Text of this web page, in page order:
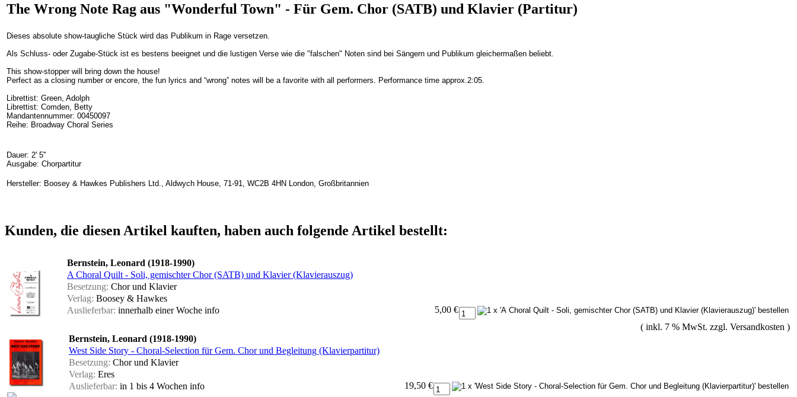
The Wrong Note Rag aus "Wonderful Town" - Für Gem. Chor (SATB) und Klavier (Partitur)
Dieses absolute show-taugliche Stück wird das Publikum in Rage versetzen.
Als Schluss- oder Zugabe-Stück ist es bestens beeignet und die lustigen Verse wie die "falschen" Noten sind bei Sängern und Publikum gleichermaßen beliebt.
This show-stopper will bring down the house!
Perfect as a closing number or encore, the fun lyrics and “wrong” notes will be a favorite with all performers. Performance time approx.2:05.
Librettist: Green, Adolph
Librettist: Comden, Betty
Mandantennummer: 00450097
Reihe: Broadway Choral Series
Dauer: 2' 5''
Ausgabe: Chorpartitur
Hersteller: Boosey & Hawkes Publishers Ltd., Aldwych House, 71-91, WC2B 4HN London, Großbritannien
Kunden, die diesen Artikel kauften, haben auch folgende Artikel bestellt:
Bernstein, Leonard (1918-1990)
A Choral Quilt - Soli, gemischter Chor (SATB) und Klavier (Klavierauszug)
Besetzung: Chor und Klavier
Verlag: Boosey & Hawkes
Auslieferbar: innerhalb einer Woche info
5,00 €
( inkl. 7 % MwSt. zzgl. Versandkosten )
Bernstein, Leonard (1918-1990)
West Side Story - Choral-Selection für Gem. Chor und Begleitung (Klavierpartitur)
Besetzung: Chor und Klavier
Verlag: Eres
Auslieferbar: in 1 bis 4 Wochen info
19,50 €